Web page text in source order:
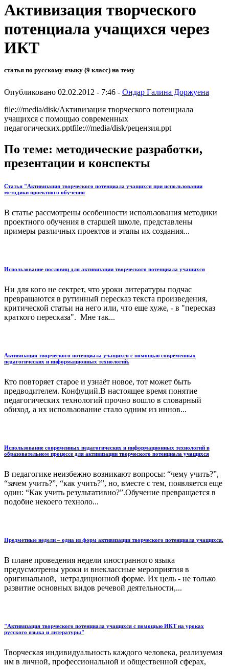
Активизация творческого
потенциала учащихся через
ИКТ
статья по русскому языку (9 класс) на тему
Опубликовано 02.02.2012 - 7:46 - Ондар Галина Доржуена
file:///media/disk/Активизация творческого потенциала
учащихся с помощью современных
педагогических.pptfile:///media/disk/рецензия.ppt
По теме: методические разработки,
презентации и конспекты
Статья "Активизация творческого потенциала учащихся при использовании
методики проектного обучения
В статье рассмотрены особенности использования методики
проектного обучения в старшей школе, представлены
примеры различных проектов и этапы их создания...
Использование пословиц для активизации творческого потенциала учащихся
Ни для кого не сектрет, что уроки литературы подчас
превращаются в рутинный пересказ текста произведения,
критической статьи на него или, что еще хуже, - в "пересказ
краткого пересказа". Мне так...
Активизация творческого потенциала учащихся с помощью современных
педагогических и информационных технологий.
Кто повторяет старое и узнаёт новое, тот может быть
предводителем. Конфуций.В настоящее время понятие
педагогических технологий прочно вошло в словарный
обиход, а их использование стало одним из иннов...
Использование современных педагогических и информационных технологий в
образовательном процессе для активизации творческого потенциала учащихся
В педагогике неизбежно возникают вопросы: “чему учить?”,
“зачем учить?”, “как учить?”, но, вместе с тем, появляется еще
один: “Как учить результативно?”.Обучение превращается в
подобие некоего техноло...
Предметные недели – одна из форм активизации творческого потенциала учащихся.
В плане проведения недели иностранного языка
предусмотрены уроки и внеклассные мероприятия в
оригинальной, нетрадиционной форме. Их цель - не только
развитие основных видов речевой деятельности,...
"Активизация творческого потенциала учащихся с помощью ИКТ на уроках
русского языка и литературы"
Творческая индивидуальность каждого человека, реализуемая
им в личной, профессиональной и общественной сферах,